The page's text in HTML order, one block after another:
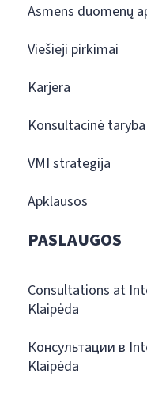
Asmens duomenų
Viešieji pirkimai
Karjera
Konsultacinė taryba
VMI strategija
Apklausos
PASLAUGOS
Consultations at
Klaipėda
Консультации в
Klaipėda